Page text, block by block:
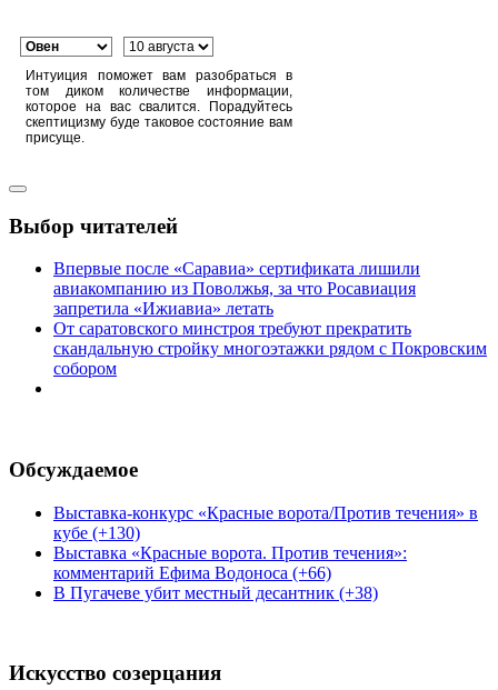
Интуиция поможет вам разобраться в
том диком количестве информации,
которое на вас свалится. Порадуйтесь
скептицизму буде таковое состояние вам
присуще.
Выбор читателей
Впервые после «Саравиа» сертификата лишили
авиакомпанию из Поволжья, за что Росавиация
запретила «Ижиавиа» летать
От саратовского минстроя требуют прекратить
скандальную стройку многоэтажки рядом с Покровским
собором
Обсуждаемое
Выставка-конкурс «Красные ворота/Против течения» в
кубе (+130)
Выставка «Красные ворота. Против течения»:
комментарий Ефима Водоноса (+66)
В Пугачеве убит местный десантник (+38)
Искусство созерцания